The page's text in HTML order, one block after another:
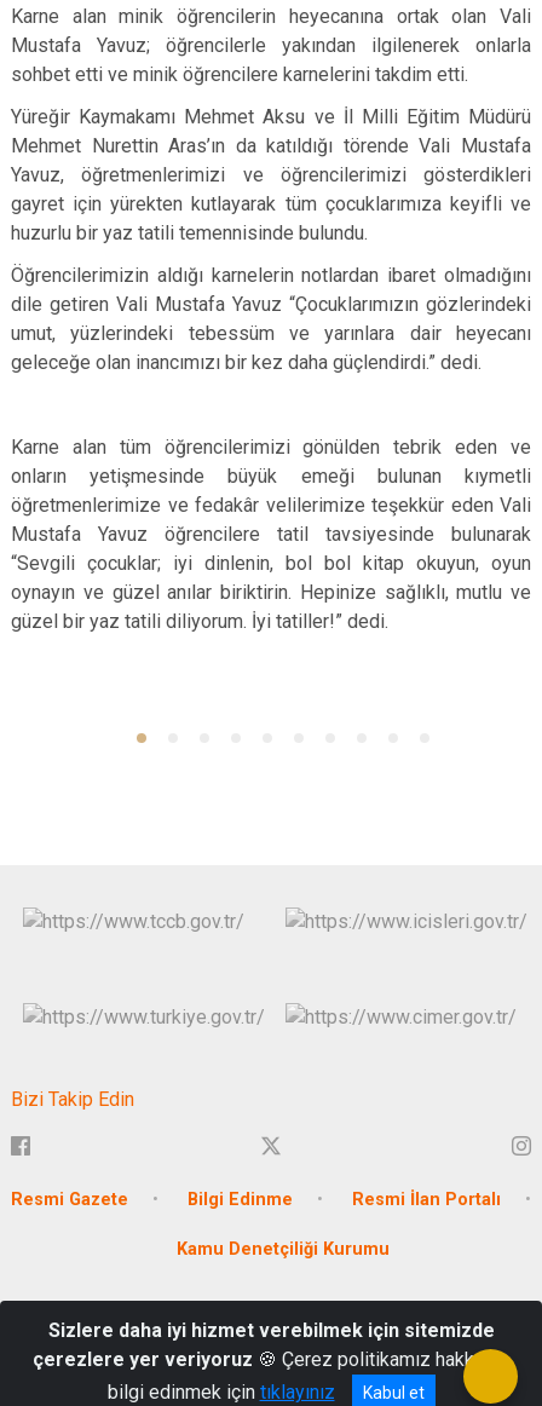
Karne alan minik öğrencilerin heyecanına ortak olan Vali
Mustafa Yavuz; öğrencilerle yakından ilgilenerek onlarla
sohbet etti ve minik öğrencilere karnelerini takdim etti.
Yüreğir Kaymakamı Mehmet Aksu ve İl Milli Eğitim Müdürü
Mehmet Nurettin Aras’ın da katıldığı törende Vali Mustafa
Yavuz, öğretmenlerimizi ve öğrencilerimizi gösterdikleri
gayret için yürekten kutlayarak tüm çocuklarımıza keyifli ve
huzurlu bir yaz tatili temennisinde bulundu.
Öğrencilerimizin aldığı karnelerin notlardan ibaret olmadığını
dile getiren Vali Mustafa Yavuz “Çocuklarımızın gözlerindeki
umut, yüzlerindeki tebessüm ve yarınlara dair heyecanı
geleceğe olan inancımızı bir kez daha güçlendirdi.” dedi.
Karne alan tüm öğrencilerimizi gönülden tebrik eden ve
onların yetişmesinde büyük emeği bulunan kıymetli
öğretmenlerimize ve fedakâr velilerimize teşekkür eden Vali
Mustafa Yavuz öğrencilere tatil tavsiyesinde bulunarak
“Sevgili çocuklar; iyi dinlenin, bol bol kitap okuyun, oyun
oynayın ve güzel anılar biriktirin. Hepinize sağlıklı, mutlu ve
güzel bir yaz tatili diliyorum. İyi tatiller!” dedi.
Bizi Takip Edin
Resmi Gazete Bilgi Edinme Resmi İlan Portalı
Kamu Denetçiliği Kurumu
ADANA
03224592743
Sizlere daha iyi hizmet verebilmek için sitemizde
çerezlere yer veriyoruz 🍪 Çerez politikamız hakkında
bilgi edinmek için tıklayınız Kabul et